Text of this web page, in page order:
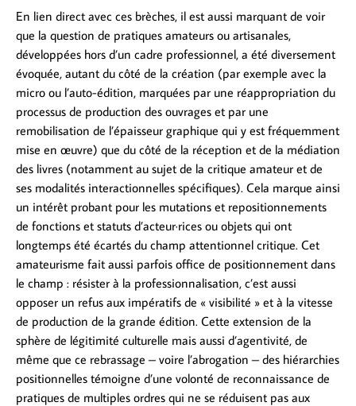
En lien direct avec ces brèches, il est aussi marquant de voir
que la question de pratiques amateurs ou artisanales,
développées hors d’un cadre professionnel, a été diversement
évoquée, autant du côté de la création (par exemple avec la
micro ou l’auto-édition, marquées par une réappropriation du
processus de production des ouvrages et par une
remobilisation de l’épaisseur graphique qui y est fréquemment
mise en œuvre) que du côté de la réception et de la médiation
des livres (notamment au sujet de la critique amateur et de
ses modalités interactionnelles spécifiques). Cela marque ainsi
un intérêt probant pour les mutations et repositionnements
de fonctions et statuts d’acteur·rices ou objets qui ont
longtemps été écartés du champ attentionnel critique. Cet
amateurisme fait aussi parfois office de positionnement dans
le champ : résister à la professionnalisation, c’est aussi
opposer un refus aux impératifs de « visibilité » et à la vitesse
de production de la grande édition. Cette extension de la
sphère de légitimité culturelle mais aussi d’agentivité, de
même que ce rebrassage – voire l’abrogation – des hiérarchies
positionnelles témoigne d’une volonté de reconnaissance de
pratiques de multiples ordres qui ne se réduisent pas aux